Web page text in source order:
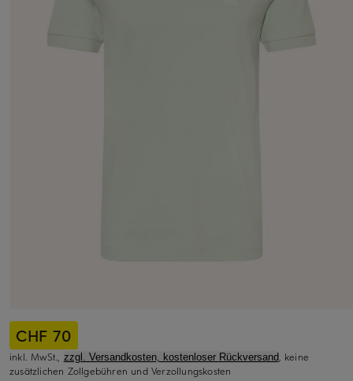
CHF 70
inkl. MwSt., zzgl. Versandkosten, kostenloser Rückversand, keine
zusätzlichen Zollgebühren und Verzollungskosten